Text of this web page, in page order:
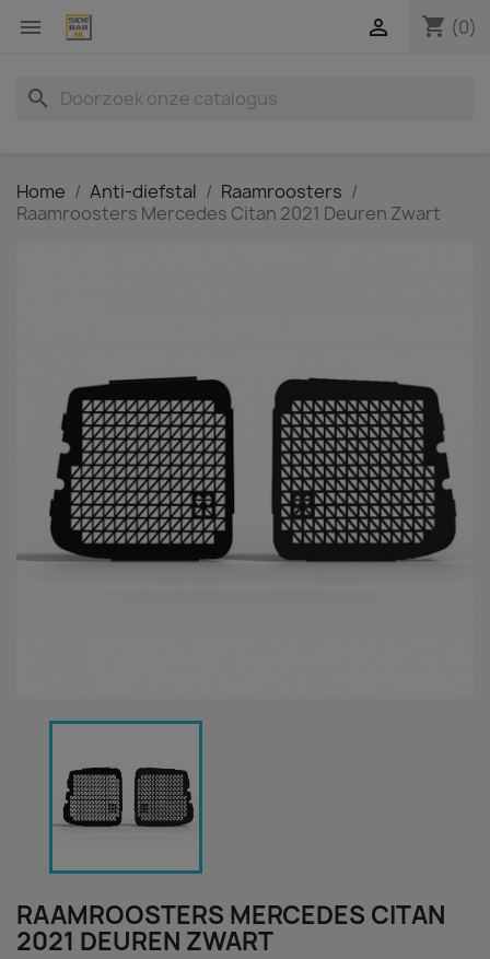
 shopping_cart (0)

search
Home Anti-diefstal
Raamroosters
Raamroosters Mercedes Citan 2021 Deuren Zwart
RAAMROOSTERS MERCEDES CITAN
2021 DEUREN ZWART